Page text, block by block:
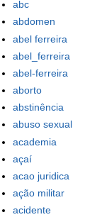
abc
abdomen
abel ferreira
abel_ferreira
abel-ferreira
aborto
abstinência
abuso sexual
academia
açaí
acao juridica
ação militar
acidente